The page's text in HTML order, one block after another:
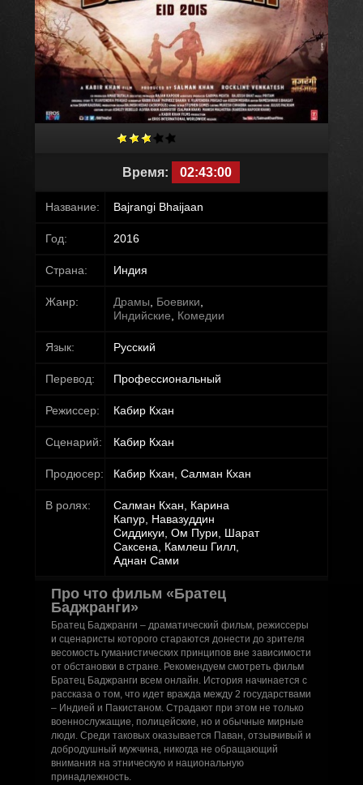
Время: 02:43:00
Название: Bajrangi Bhaijaan
Год: 2016
Страна: Индия
Жанр: Драмы Боевики
Индийские
Комедии
Язык: Русский
Перевод: Профессиональный
Режиссер: Кабир Кхан
Сценарий: Кабир Кхан
Продюсер: Кабир Кхан, Салман Кхан
В ролях:
Салман Кхан, Карина
Капур, Навазуддин
Сиддикуи, Ом Пури, Шарат
Саксена, Камлеш Гилл,
Аднан Сами
Про что фильм «Братец
Баджранги»
Братец Баджранги – драматический фильм, режиссеры
и сценаристы которого стараются донести до зрителя
весомость гуманистических принципов вне зависимости
от обстановки в стране. Рекомендуем смотреть фильм
Братец Баджранги всем онлайн. История начинается с
рассказа о том, что идет вражда между 2 государствами
– Индией и Пакистаном. Страдают при этом не только
военнослужащие, полицейские, но и обычные мирные
люди. Среди таковых оказывается Паван, отзывчивый и
добродушный мужчина, никогда не обращающий
внимания на этническую и национальную
принадлежность.